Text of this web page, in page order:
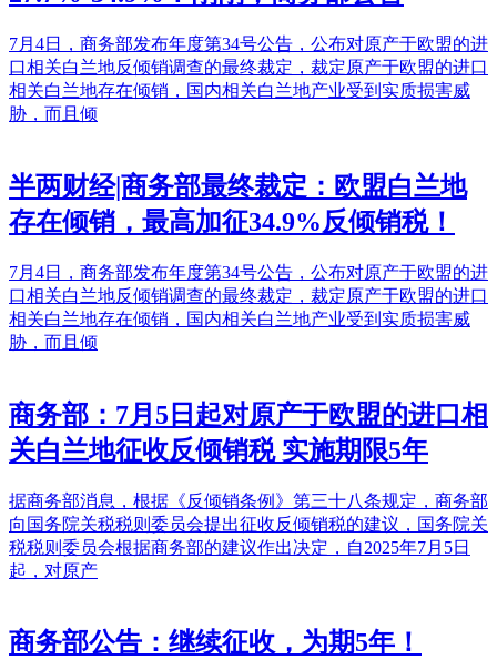
7月4日，商务部发布年度第34号公告，公布对原产于欧盟的进
口相关白兰地反倾销调查的最终裁定，裁定原产于欧盟的进口
相关白兰地存在倾销，国内相关白兰地产业受到实质损害威
胁，而且倾
半两财经|‌商务部最终裁定：欧盟白兰地
存在倾销，最高加征34.9%反倾销税！
7月4日，商务部发布年度第34号公告，公布对原产于欧盟的进
口相关白兰地反倾销调查的最终裁定，裁定原产于欧盟的进口
相关白兰地存在倾销，国内相关白兰地产业受到实质损害威
胁，而且倾
商务部：7月5日起对原产于欧盟的进口相
关白兰地征收反倾销税 实施期限5年
据商务部消息，根据《反倾销条例》第三十八条规定，商务部
向国务院关税税则委员会提出征收反倾销税的建议，国务院关
税税则委员会根据商务部的建议作出决定，自2025年7月5日
起，对原产
商务部公告：继续征收，为期5年！